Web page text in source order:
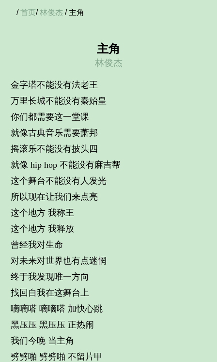
/首页/林俊杰/ 主角
主角
林俊杰
金字塔不能没有法老王
万里长城不能没有秦始皇
你们都需要这一堂课
就像古典音乐需要萧邦
摇滚乐不能没有披头四
就像 hip hop 不能没有麻吉帮
这个舞台不能没有人发光
所以现在让我们来点亮
这个地方 我称王
这个地方 我释放
曾经我对生命
对未来对世界也有点迷惘
终于我发现唯一方向
找回自我在这舞台上
嘀嘀嗒 嘀嘀嗒 加快心跳
黑压压 黑压压 正热闹
我们今晚 当主角
劈劈啪 劈劈啪 不留片甲